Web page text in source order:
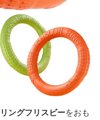
ングフリスビーをおも